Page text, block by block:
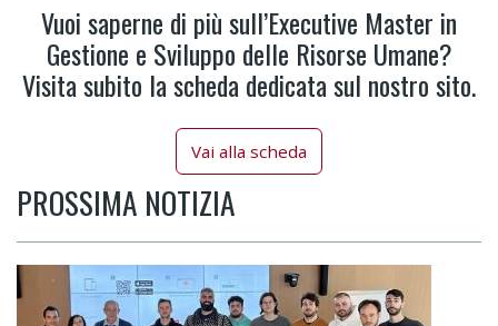
Vuoi saperne di più sull’Executive Master in
Gestione e Sviluppo delle Risorse Umane?
Visita subito la scheda dedicata sul nostro sito.
Vai alla scheda
PROSSIMA NOTIZIA